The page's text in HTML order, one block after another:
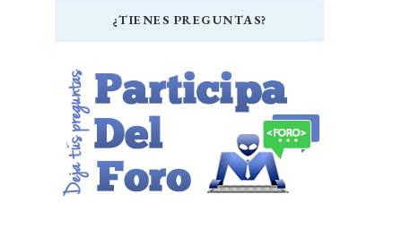
¿TIENES PREGUNTAS?